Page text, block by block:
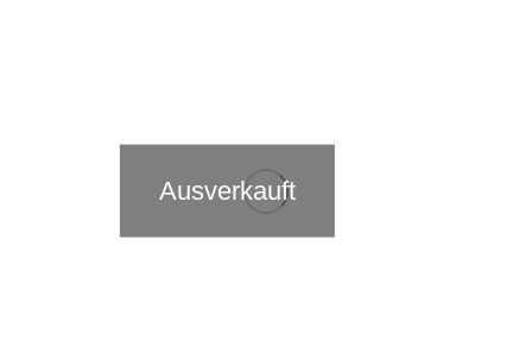
Ausverkauft